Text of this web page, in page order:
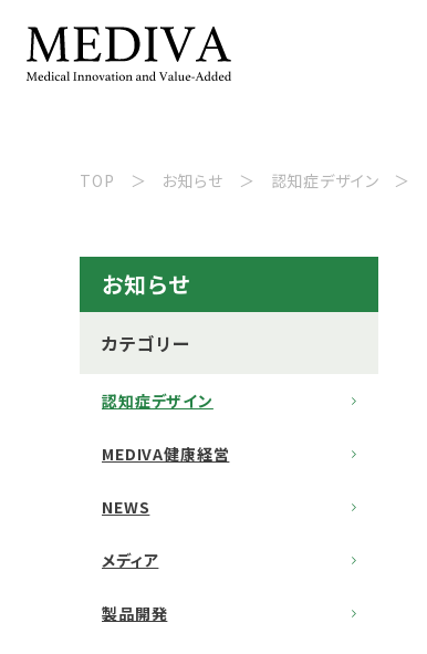
TOP お知らせ 認知症デザイン
お知らせ
カテゴリー
認知症デザイン
MEDIVA健康経営
NEWS
メディア
製品開発